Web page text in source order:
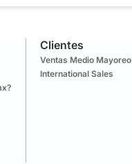
Clientes
Ventas Medio Mayoreo
International Sales